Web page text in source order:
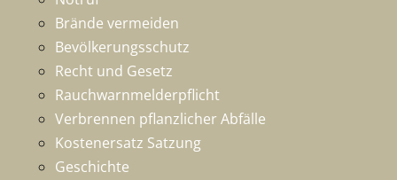
Brände vermeiden
Bevölkerungsschutz
Recht und Gesetz
Rauchwarnmelderpflicht
Verbrennen pflanzlicher Abfälle
Kostenersatz Satzung
Geschichte